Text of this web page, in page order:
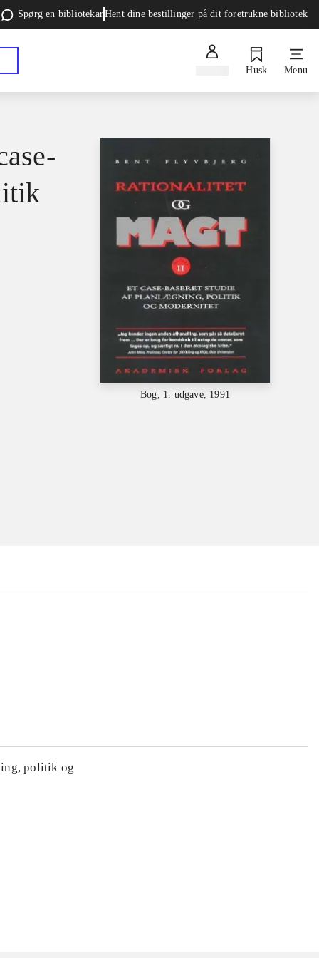
Spørg en bibliotekarHent dine bestillinger på dit foretrukne bibliotek
Husk Menu
Bog, 1. udgave, 1991
politik og